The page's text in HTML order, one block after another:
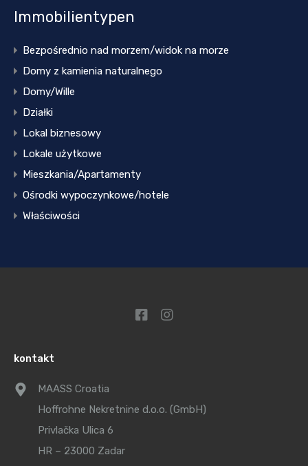
Immobilientypen
Bezpośrednio nad morzem/widok na morze
Domy z kamienia naturalnego
Domy/Wille
Działki
Lokal biznesowy
Lokale użytkowe
Mieszkania/Apartamenty
Ośrodki wypoczynkowe/hotele
Właściwości
kontakt
MAASS Croatia
Hoffrohne Nekretnine d.o.o. (GmbH)
Privlačka Ulica 6
HR – 23000 Zadar